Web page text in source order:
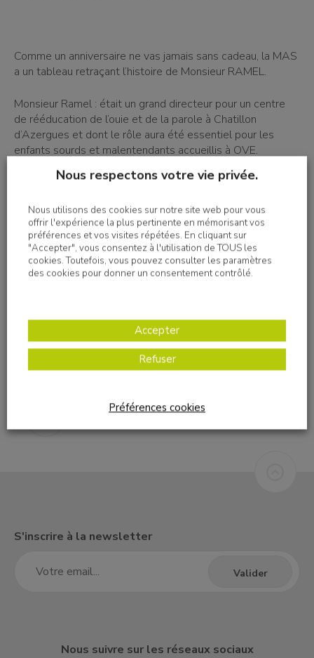
Comme un anniversaire ne vas jamais sans cadeau, la MAS
a un tableau retraçant l’histoire de Monsieur RAMEL.
Monsieur Ramel : était un grand directeur pour un centre
de rééducation de l’ouie et de la parole à Chatillon
d’Azergues et dont le rôle aura été essentiel pour les
enfants sourds et malentendants accueillis à OVE.
Imprimer
S'inscrire à la newsletter
Nous suivre sur les réseaux sociaux
Nous respectons votre vie privée.
Nous utilisons des cookies sur notre site web pour vous
offrir l'expérience la plus pertinente en mémorisant vos
préférences et vos visites répétées. En cliquant sur
"Accepter", vous consentez à l'utilisation de TOUS les
cookies. Toutefois, vous pouvez consulter les paramètres
des cookies pour donner un consentement contrôlé.
Accepter
Refuser
Préférences cookies